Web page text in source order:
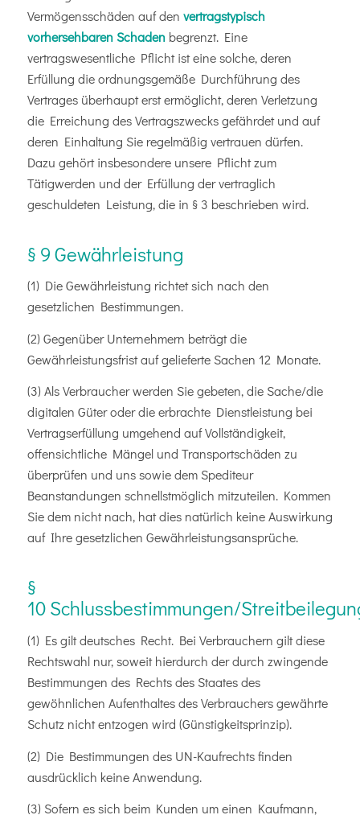
Vermögensschäden auf den vertragstypisch
vorhersehbaren Schadenbegrenzt. Eine
vertragswesentliche Pflicht ist eine solche, deren
Erfüllung die ordnungsgemäße Durchführung des
Vertrages überhaupt erst ermöglicht, deren Verletzung
die Erreichung des Vertragszwecks gefährdet und auf
deren Einhaltung Sie regelmäßig vertrauen dürfen.
Dazu gehört insbesondere unsere Pflicht zum
Tätigwerden und der Erfüllung der vertraglich
geschuldeten Leistung, die in § 3 beschrieben wird.
§ 9 Gewährleistung
(1) Die Gewährleistung richtet sich nach den
gesetzlichen Bestimmungen.
(2) Gegenüber Unternehmern beträgt die
Gewährleistungsfrist auf gelieferte Sachen 12 Monate.
(3) Als Verbraucher werden Sie gebeten, die Sache/die
digitalen Güter oder die erbrachte Dienstleistung bei
Vertragserfüllung umgehend auf Vollständigkeit,
offensichtliche Mängel und Transportschäden zu
überprüfen und uns sowie dem Spediteur
Beanstandungen schnellstmöglich mitzuteilen. Kommen
Sie dem nicht nach, hat dies natürlich keine Auswirkung
auf Ihre gesetzlichen Gewährleistungsansprüche.
§
10 Schlussbestimmungen/
(1) Es gilt deutsches Recht. Bei Verbrauchern gilt diese
Rechtswahl nur, soweit hierdurch der durch zwingende
Bestimmungen des Rechts des Staates des
gewöhnlichen Aufenthaltes des Verbrauchers gewährte
Schutz nicht entzogen wird (Günstigkeitsprinzip).
(2) Die Bestimmungen des UN-Kaufrechts finden
ausdrücklich keine Anwendung.
(3) Sofern es sich beim Kunden um einen Kaufmann,